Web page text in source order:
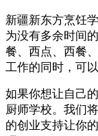
新疆新东方烹饪
为没有多余时间
餐、西点、西餐
工作的同时，可
如果你想让自己
厨师学校。我们
的创业支持让你